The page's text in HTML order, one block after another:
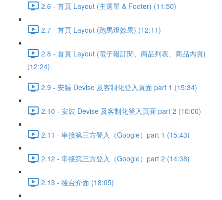
2.6 - 首頁 Layout (主選單 & Footer) (11:50)
2.7 - 首頁 Layout (跑馬燈效果) (12:11)
2.8 - 首頁 Layout (電子報訂閱、商品列表、商品內頁)
(12:24)
2.9 - 安裝 Devise 及客制化登入頁面 part 1 (15:34)
2.10 - 安裝 Devise 及客制化登入頁面 part 2 (10:00)
2.11 - 串接第三方登入（Google）part 1 (15:43)
2.12 - 串接第三方登入（Google）part 2 (14:38)
2.13 - 後台介面 (18:05)